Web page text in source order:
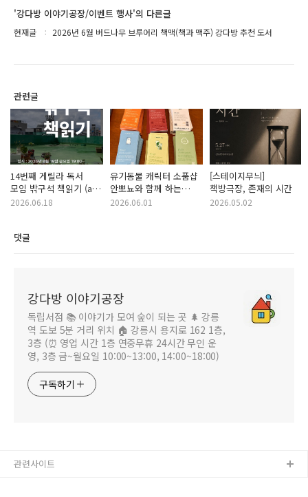
'강다방 이야기공장/이벤트 행사'의 다른글
현재글 2026년 6월 버드나무 브루어리 책맥(책과 맥주) 강다방 추천 도서
관련글
14번째 게릴라 독서
모임 밖구석 책읽기 (at
강다방 이야기공장)
2026.06.18
유기동물 캐릭터 소품샵
안뽀뇨와 함께 하는
유기동물 알림 입양
2026.06.01
[스테이지무늬]
책방극장, 존재의 시간
2026.05.02
댓글
강다방 이야기공장
독립서점 📚 이야기가 모여 숲이 되는 곳 🌲 강릉
역 도보 5분 거리 위치 🏠 강릉시 용지로 162 1층,
3층 (⏰ 영업 시간 1층 연중무휴 24시간 무인 운
영, 3층 금~월요일 10:00~13:00, 14:00~18:00)
구독하기
관련사이트